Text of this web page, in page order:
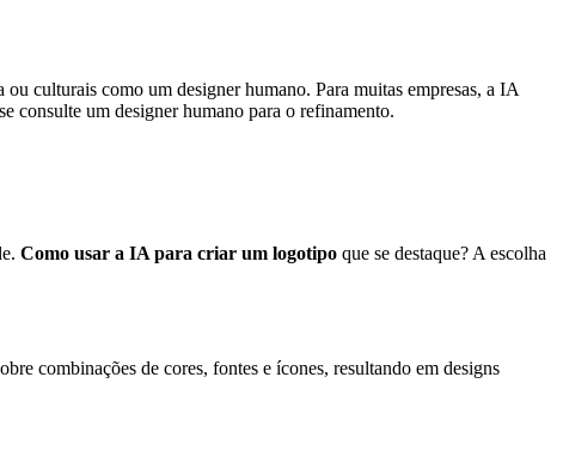
culturais como um designer humano. Para muitas empresas, a IA
consulte um designer humano para o refinamento.
Como usar a IA para criar um logotipo que se destaque? A escolha
combinações de cores, fontes e ícones, resultando em designs